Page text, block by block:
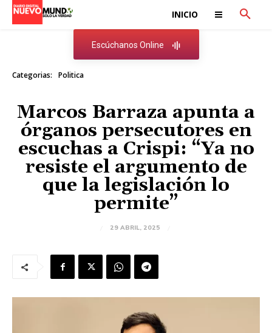
INICIO
Escúchanos Online
Categorias: Politica
Marcos Barraza apunta a
órganos persecutores en
escuchas a Crispi: “Ya no
resiste el argumento de
que la legislación lo
permite”
29 ABRIL, 2025